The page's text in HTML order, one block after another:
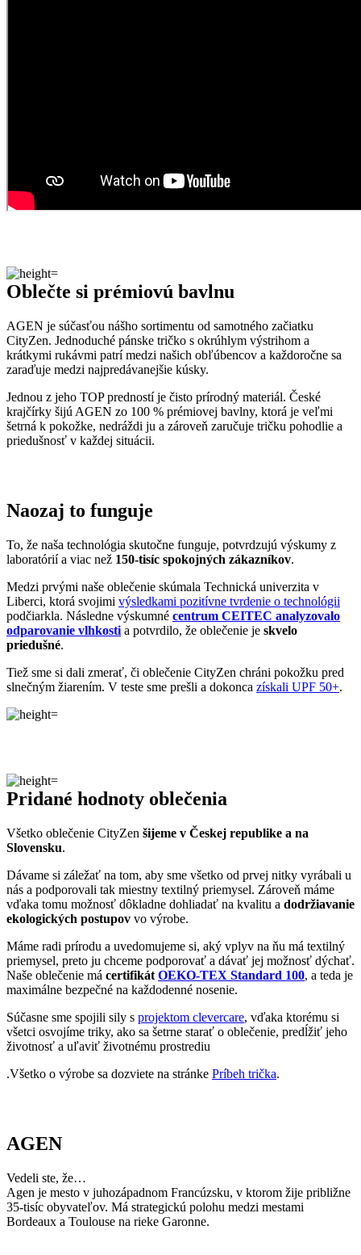
Oblečte si prémiovú bavlnu
AGEN je súčasťou nášho sortimentu od samotného začiatku
CityZen. Jednoduché pánske tričko s okrúhlym výstrihom a
krátkymi rukávmi patrí medzi našich obľúbencov a každoročne sa
zaraďuje medzi najpredávanejšie kúsky.
Jednou z jeho TOP predností je čisto prírodný materiál. České
krajčírky šijú AGEN zo 100 % prémiovej bavlny, ktorá je veľmi
šetrná k pokožke, nedráždi ju a zároveň zaručuje tričku pohodlie a
priedušnosť v každej situácii.
Naozaj to funguje
To, že naša technológia skutočne funguje, potvrdzujú výskumy z
laboratórií a viac než 150-tisíc spokojných zákazníkov.
Medzi prvými naše oblečenie skúmala Technická univerzita v
Liberci, ktorá svojimi výsledkami pozitívne tvrdenie o technológii
podčiarkla. Následne výskumné centrum CEITEC analyzovalo
odparovanie vlhkosti a potvrdilo, že oblečenie je skvelo
priedušné.
Tiež sme si dali zmerať, či oblečenie CityZen chráni pokožku pred
slnečným žiarením. V teste sme prešli a dokonca získali UPF 50+.
Pridané hodnoty oblečenia
Všetko oblečenie CityZen šijeme v Českej republike a na
Slovensku.
Dávame si záležať na tom, aby sme všetko od prvej nitky vyrábali u
nás a podporovali tak miestny textilný priemysel. Zároveň máme
vďaka tomu možnosť dôkladne dohliadať na kvalitu a dodržiavanie
ekologických postupov vo výrobe.
Máme radi prírodu a uvedomujeme si, aký vplyv na ňu má textilný
priemysel, preto ju chceme podporovať a dávať jej možnosť dýchať.
Naše oblečenie má certifikát OEKO-TEX Standard 100, a teda je
maximálne bezpečné na každodenné nosenie.
Súčasne sme spojili sily s projektom clevercare, vďaka ktorému si
všetci osvojíme triky, ako sa šetrne starať o oblečenie, predĺžiť jeho
životnosť a uľaviť životnému prostrediu
.Všetko o výrobe sa dozviete na stránke Príbeh trička.
AGEN
Vedeli ste, že…
Agen je mesto v juhozápadnom Francúzsku, v ktorom žije približne
35-tisíc obyvateľov. Má strategickú polohu medzi mestami
Bordeaux a Toulouse na rieke Garonne.